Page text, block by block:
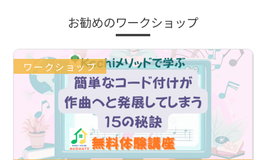
お勧めのワークショップ
ワークショップ